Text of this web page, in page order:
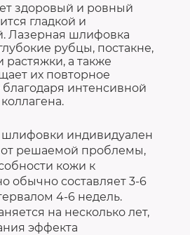
здоровый и ровный
гладкой и
Лазерная шлифовка
рубцы, постакне,
а также
их повторное
интенсивной
шлифовки индивидуален
от решаемой проблемы,
кожи к
обычно составляет 3-6
4-6 недель.
на несколько лет,
эффекта